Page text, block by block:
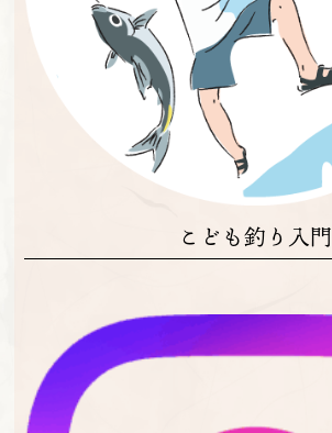
こども釣り入門